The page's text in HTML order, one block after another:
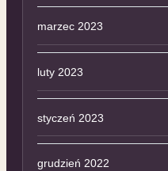
marzec 2023
luty 2023
styczeń 2023
grudzień 2022